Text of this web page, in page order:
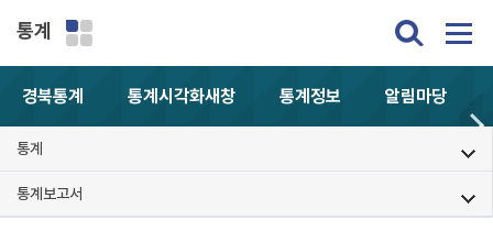
통계
경북통계 통계시각화새창 통계정보 알림마당
통계
통계보고서